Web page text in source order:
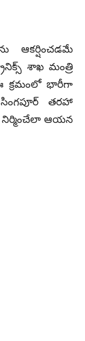
ఆకర్షించడమే
శాఖ మంత్రి
క్రమంలో భారీగా
సింగపూర్ తరహా
ఆయన